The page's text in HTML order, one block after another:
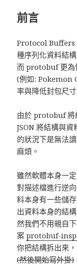
前言
Protocol Buffers
種序列化資料結
而 protobuf 更為
(例如: Pokemon
率與降低封包尺寸
由於 protobuf 將
JSON 將結構與
的狀況下是無法
麻煩。
雖然軟體本身一
對描述檔進行逆
料本身有一些儲
出資料本身的結
然我們不用親自
案protobuf-
你把結構拆出來
(然後開始寫外掛)